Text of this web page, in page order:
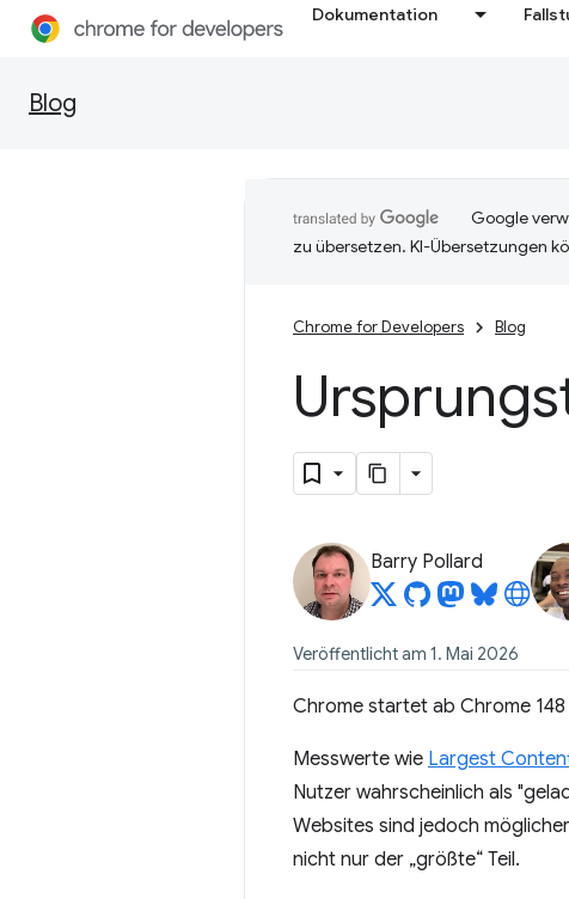
Dokumentation
Blog
Google
zu übersetzen. KI-Übersetzungen
Chrome for Developers Blog
Barry Pollard
Veröffentlicht am 1. Mai 2026
Chrome startet ab Chrome 148
Messwerte wie Largest
Nutzer wahrscheinlich als
Websites sind jedoch
nicht nur der „größte“ Teil.